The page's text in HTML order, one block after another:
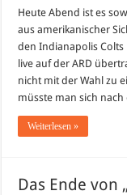
Heute Abend ist es
aus amerikanischer
den Indianapolis Colts
live auf der ARD
nicht mit der Wahl zu
müsste man sich
Weiterlesen »
Das Ende von